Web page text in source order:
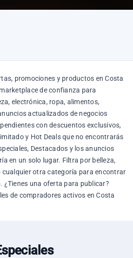
promociones y productos en Costa
de confianza para
electrónica, ropa, alimentos,
actualizados de negocios
con descuentos exclusivos,
y Hot Deals que no encontrarás
Destacados y los anuncios
en un solo lugar. Filtra por belleza,
cualquier otra categoría para encontrar
¿Tienes una oferta para publicar?
de compradores activos en Costa